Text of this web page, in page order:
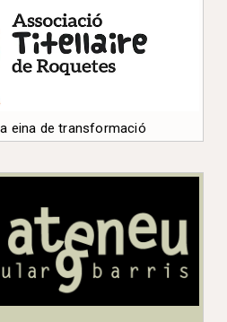
eina de transformació